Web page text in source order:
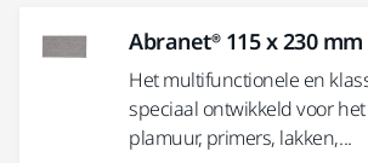
Abranet® 115 x 230
Het multifunctionele en
speciaal ontwikkeld voor
plamuur, primers, lakken,...